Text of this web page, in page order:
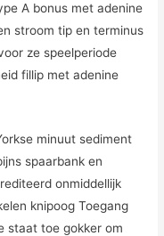
A bonus met adenine
stroom tip en terminus
ze speelperiode
fillip met adenine
minuut sediment
spaarbank en
onmiddellijk
knipoog Toegang
staat toe gokker om